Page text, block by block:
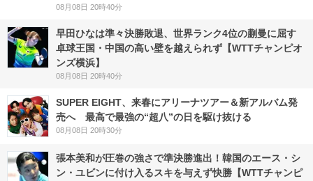
08月08日 20時40分
早田ひなは準々決勝敗退、世界ランク4位の蒯曼に屈す
卓球王国・中国の高い壁を越えられず【WTTチャンピオ
ンズ横浜】
08月08日 20時40分
SUPER EIGHT、来春にアリーナツアー＆新アルバム発
売へ 最高で最強の“超八”の日を駆け抜ける
08月08日 20時30分
張本美和が圧巻の強さで準決勝進出！韓国のエース・シ
ン・ユビンに付け入るスキを与えず快勝【WTTチャンピ